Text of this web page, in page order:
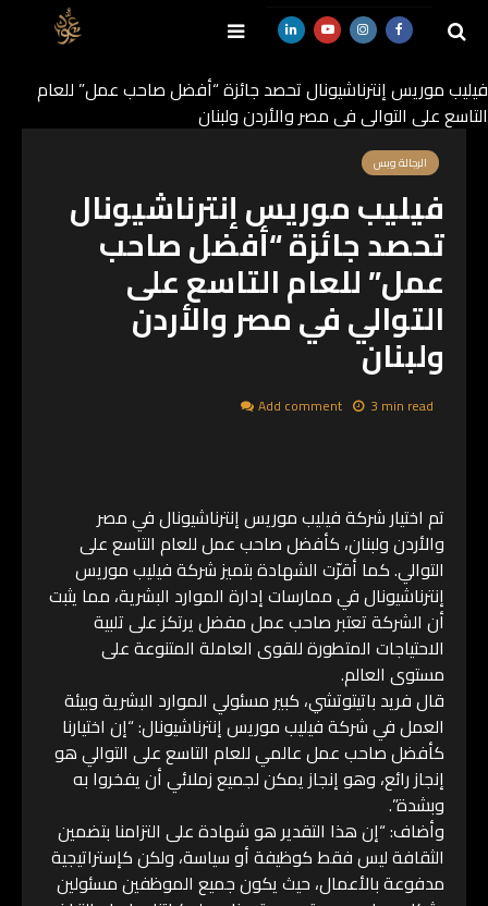
فيليب موريس إنترناشيونال تحصد جائزة “أفضل صاحب عمل” للعام
التاسع على التوالي في مصر والأردن ولبنان
SEARCH
الرجالة وبس
فيليب موريس إنترناشيونال
تحصد جائزة “أفضل صاحب
عمل” للعام التاسع على
التوالي في مصر والأردن
ولبنان
3 min read
Add comment
تم اختيار شركة فيليب موريس إنترناشيونال في مصر
والأردن ولبنان، كأفضل صاحب عمل للعام التاسع على
التوالي. كما أقرّت الشهادة بتميز شركة فيليب موريس
إنترناشيونال في ممارسات إدارة الموارد البشرية، مما يثبت
أن الشركة تعتبر صاحب عمل مفضل يرتكز على تلبية
الاحتياجات المتطورة للقوى العاملة المتنوعة على
مستوى العالم.
قال فريد باتيتوتشي، كبير مسئولي الموارد البشرية وبيئة
العمل في شركة فيليب موريس إنترناشيونال: “إن اختيارنا
كأفضل صاحب عمل عالمي للعام التاسع على التوالي هو
إنجاز رائع، وهو إنجاز يمكن لجميع زملائي أن يفخروا به
وبشدة”.
وأضاف: “إن هذا التقدير هو شهادة على التزامنا بتضمين
الثقافة ليس فقط كوظيفة أو سياسة، ولكن كإستراتيجية
مدفوعة بالأعمال، حيث يكون جميع الموظفين مسئولين